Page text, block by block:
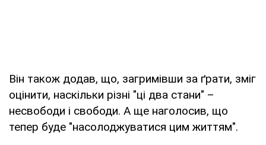
Він також додав, що, загримівши за ґрати, зміг
оцінити, наскільки різні "ці два стани" –
несвободи і свободи. А ще наголосив, що
тепер буде "насолоджуватися цим життям".